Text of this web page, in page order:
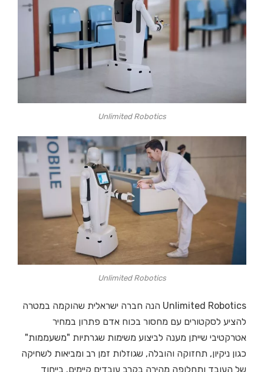
Unlimited Robotics
Unlimited Robotics
Unlimited Robotics הנה חברה ישראלית שהוקמה במטרה
להציע לסקטורים עם מחסור בכוח אדם פתרון במחיר
אטרקטיבי שייתן מענה לביצוע משימות שגרתיות "משעממות"
כגון ניקיון, תחזוקה והובלה, שגוזלות זמן רב ומביאות לשחיקה
של העובד ותחלופה מהירה בקרב עובדים קיימים. בייחוד